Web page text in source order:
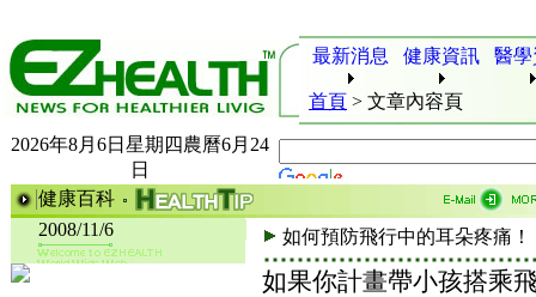
最新消息 健康資訊 醫
首頁 > 文章內容頁
2026年8月6日星期四農曆6月24
日
健康百科
2008/11/6
如何預防飛行中的耳朵疼痛！
如果你計畫帶小孩搭乘